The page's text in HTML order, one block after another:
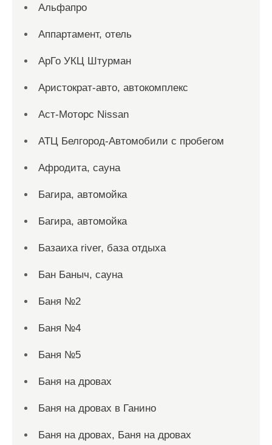
Альфапро
Аппартамент, отель
АрГо УКЦ Штурман
Аристократ-авто, автокомплекс
Аст-Моторс Nissan
АТЦ Белгород-Автомобили с пробегом
Афродита, сауна
Багира, автомойка
Багира, автомойка
Базаиха river, база отдыха
Бан Баныч, сауна
Баня №2
Баня №4
Баня №5
Баня на дровах
Баня на дровах в Ганино
Баня на дровах, Баня на дровах